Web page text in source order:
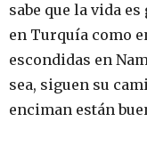
sabe que la vida
en Turquía como
escondidas en
sea, siguen su
enciman están